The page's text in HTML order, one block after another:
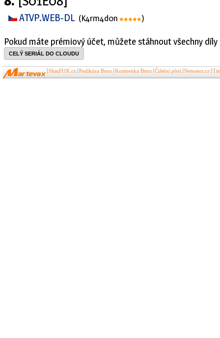
ATVP.WEB-DL (K4rm4d0n )
Pokud máte prémiový účet, můžete stáhnout všechny díly
CELÝ SERIÁL DO CLOUDU
SlimFOX.cz Pedikúra Brno Kosmetika Brno Čištění pleti Netusers.cz